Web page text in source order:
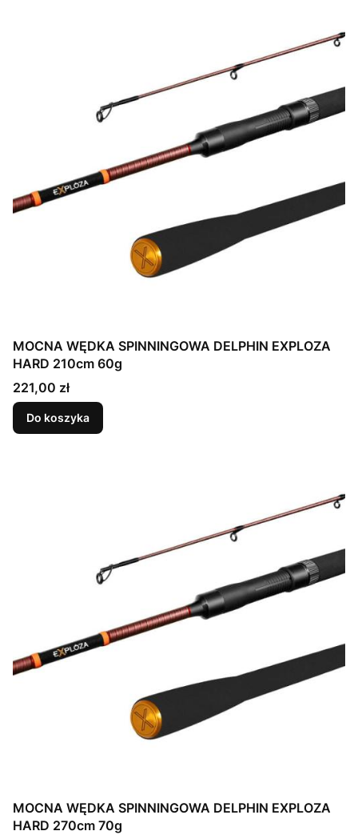
MOCNA WĘDKA SPINNINGOWA DELPHIN EXPLOZA
HARD 210cm 60g
Cena
221,00 zł
Do koszyka
MOCNA WĘDKA SPINNINGOWA DELPHIN EXPLOZA
HARD 270cm 70g